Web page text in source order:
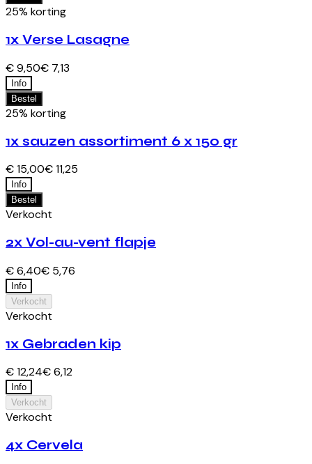
25% korting
1x Verse Lasagne
€ 9,50€ 7,13
Info
Bestel
25% korting
1x sauzen assortiment 6 x 150 gr
€ 15,00€ 11,25
Info
Bestel
Verkocht
2x Vol-au-vent flapje
€ 6,40€ 5,76
Info
Verkocht
Verkocht
1x Gebraden kip
€ 12,24€ 6,12
Info
Verkocht
Verkocht
4x Cervela